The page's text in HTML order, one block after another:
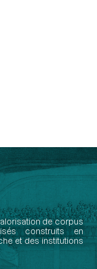
de corpus
construits en
et des institutions